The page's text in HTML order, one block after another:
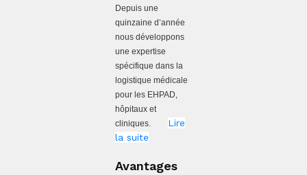
Depuis une
quinzaine d’année
nous développons
une expertise
spécifique dans la
logistique médicale
pour les EHPAD,
hôpitaux et
cliniques.
Lire
la suite
Avantages